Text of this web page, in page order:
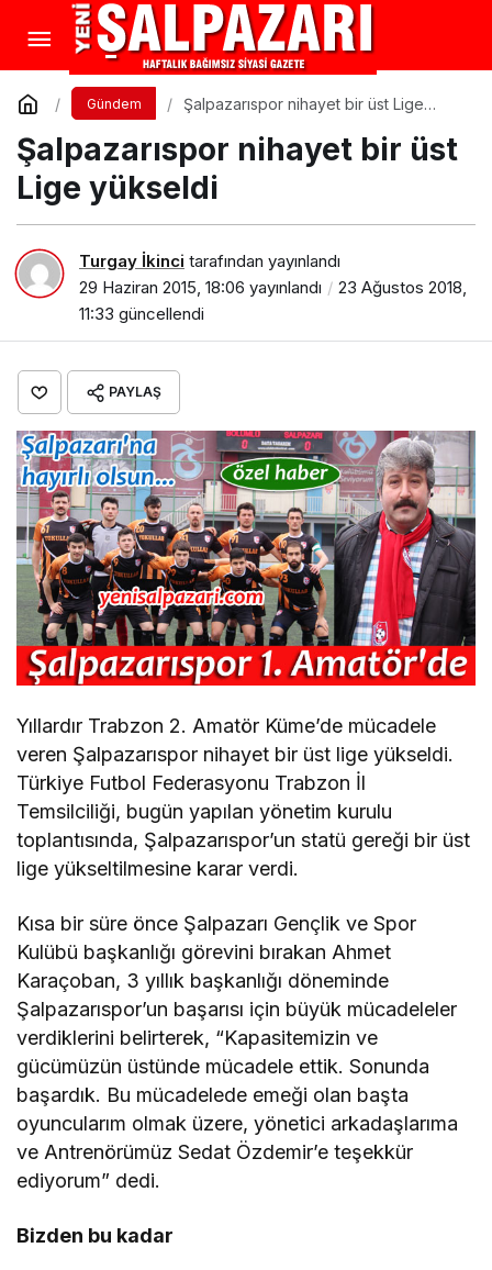
Gündem
Şalpazarıspor nihayet bir üst Lige
Şalpazarıspor nihayet bir üst
Lige yükseldi
Turgay İkinci tarafından yayınlandı
29 Haziran 2015, 18:06 yayınlandı
23 Ağustos 2018,
11:33 güncellendi
PAYLAŞ
Yıllardır Trabzon 2. Amatör Küme’de mücadele
veren Şalpazarıspor nihayet bir üst lige yükseldi.
Türkiye Futbol Federasyonu Trabzon İl
Temsilciliği, bugün yapılan yönetim kurulu
toplantısında, Şalpazarıspor’un statü gereği bir üst
lige yükseltilmesine karar verdi.
Kısa bir süre önce Şalpazarı Gençlik ve Spor
Kulübü başkanlığı görevini bırakan Ahmet
Karaçoban, 3 yıllık başkanlığı döneminde
Şalpazarıspor’un başarısı için büyük mücadeleler
verdiklerini belirterek, “Kapasitemizin ve
gücümüzün üstünde mücadele ettik. Sonunda
başardık. Bu mücadelede emeği olan başta
oyuncularım olmak üzere, yönetici arkadaşlarıma
ve Antrenörümüz Sedat Özdemir’e teşekkür
ediyorum” dedi.
Bizden bu kadar